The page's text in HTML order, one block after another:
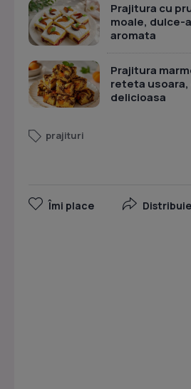
Prajitura cu
moale, dulce-
aromata
Prajitura
reteta
delicioasa
prajituri
Îmi place Distribuie